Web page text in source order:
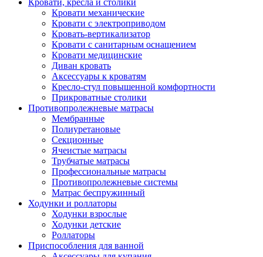
Кровати, кресла и столики
Кровати механические
Кровати с электроприводом
Кровать-вертикализатор
Кровати с санитарным оснащением
Кровати медицинские
Диван кровать
Аксессуары к кроватям
Кресло-стул повышенной комфортности
Прикроватные столики
Противопролежневые матрасы
Мембранные
Полиуретановые
Секционные
Ячеистые матрасы
Трубчатые матрасы
Профессиональные матрасы
Противопролежневые системы
Матрас беспружинный
Ходунки и роллаторы
Ходунки взрослые
Ходунки детские
Роллаторы
Приспособления для ванной